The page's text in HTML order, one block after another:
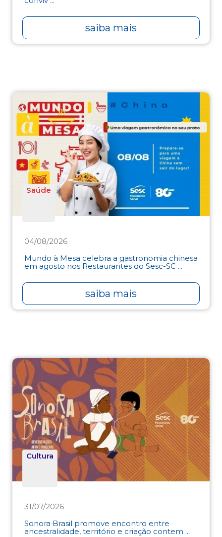
saiba mais
Saúde
04/08/2026
Mundo à Mesa celebra a gastronomia chinesa
em agosto nos Restaurantes do Sesc-SC ...
saiba mais
Cultura
31/07/2026
Sonora Brasil promove encontro entre
ancestralidade, território e criação contem ...